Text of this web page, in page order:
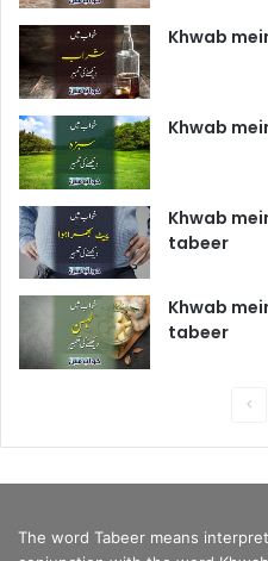
Khwab
Khwab
Khwab
tabeer
Khwab
tabeer
i
The word Tabeer means